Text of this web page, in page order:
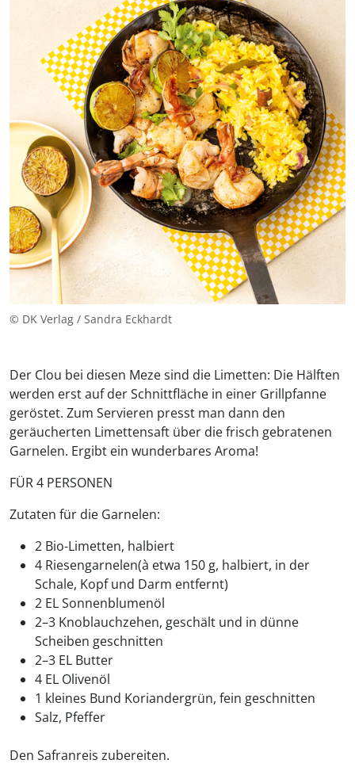
© DK Verlag / Sandra Eckhardt
Der Clou bei diesen Meze sind die Limetten: Die Hälften
werden erst auf der Schnittfläche in einer Grillpfanne
geröstet. Zum Servieren presst man dann den
geräucherten Limettensaft über die frisch gebratenen
Garnelen. Ergibt ein wunderbares Aroma!
FÜR 4 PERSONEN
Zutaten für die Garnelen:
2 Bio-Limetten, halbiert
4 Riesengarnelen(à etwa 150 g, halbiert, in der
Schale, Kopf und Darm entfernt)
2 EL Sonnenblumenöl
2–3 Knoblauchzehen, geschält und in dünne
Scheiben geschnitten
2–3 EL Butter
4 EL Olivenöl
1 kleines Bund Koriandergrün, fein geschnitten
Salz, Pfeffer
Den Safranreis zubereiten.